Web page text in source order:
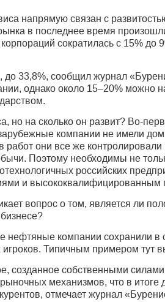
напрямую связан с
в последнее время
сократилась с 15% до
33,8%, сообщил журнал
однако около 15–20% можно
но на сколько он развит? Во-
компании не имели
работ они все же
Поэтому необходимы не
российских
и высококвалифицированным
вопрос о том, является ли
нефтяные компании сохранили
Типичным примером тут
созданное собственными
механизмов, что в
отмечает журнал